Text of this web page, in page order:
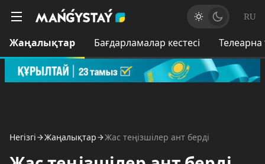
RU
Жаңалықтар Бағдарламалар кестесі
Негізгі Жаңалықтар Жас теңізшілер ант берді